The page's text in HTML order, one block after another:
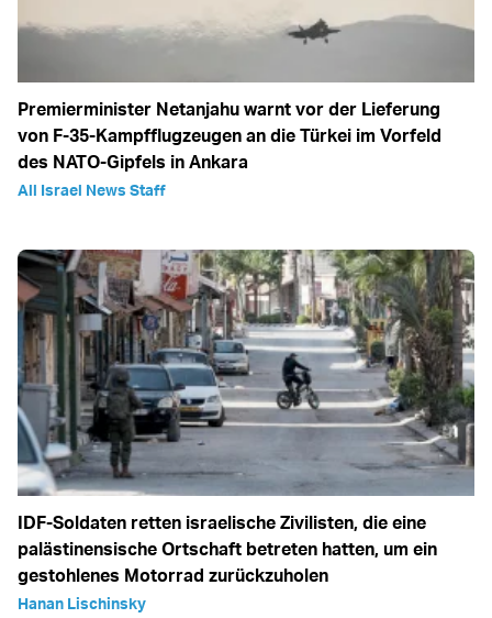
Premierminister Netanjahu warnt vor der Lieferung
von F-35-Kampfflugzeugen an die Türkei im Vorfeld
des NATO-Gipfels in Ankara
All Israel News Staff
IDF-Soldaten retten israelische Zivilisten, die eine
palästinensische Ortschaft betreten hatten, um ein
gestohlenes Motorrad zurückzuholen
Hanan Lischinsky